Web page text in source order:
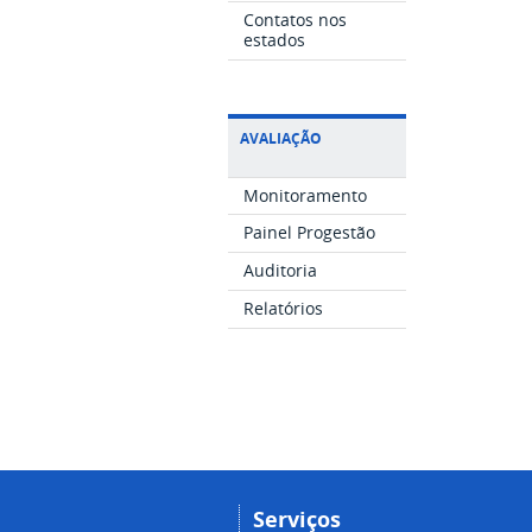
Contatos nos
estados
AVALIAÇÃO
Monitoramento
Painel Progestão
Auditoria
Relatórios
Serviços